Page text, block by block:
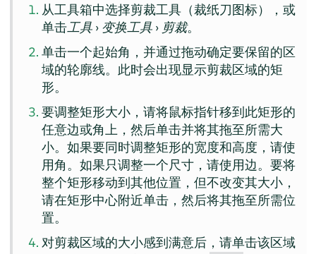
从工具箱中选择剪裁工具（裁纸刀图标），或
单击工具 › 变换工具 › 剪裁。
单击一个起始角，并通过拖动确定要保留的区
域的轮廓线。此时会出现显示剪裁区域的矩
形。
要调整矩形大小，请将鼠标指针移到此矩形的
任意边或角上，然后单击并将其拖至所需大
小。如果要同时调整矩形的宽度和高度，请使
用角。如果只调整一个尺寸，请使用边。要将
整个矩形移动到其他位置，但不改变其大小，
请在矩形中心附近单击，然后将其拖至所需位
置。
对剪裁区域的大小感到满意后，请单击该区域